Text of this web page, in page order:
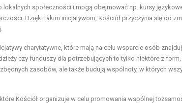
społeczności i mogą obejmować np. kursy
Dzięki takim inicjatywom, Kościół przyczynia się do
charytatywne, które mają na celu wsparcie osób
czy funduszy dla potrzebujących to tylko niektóre z
zasobów, ale także budują wspólnoty, w których
Kościół organizuje w celu promowania wspólnej